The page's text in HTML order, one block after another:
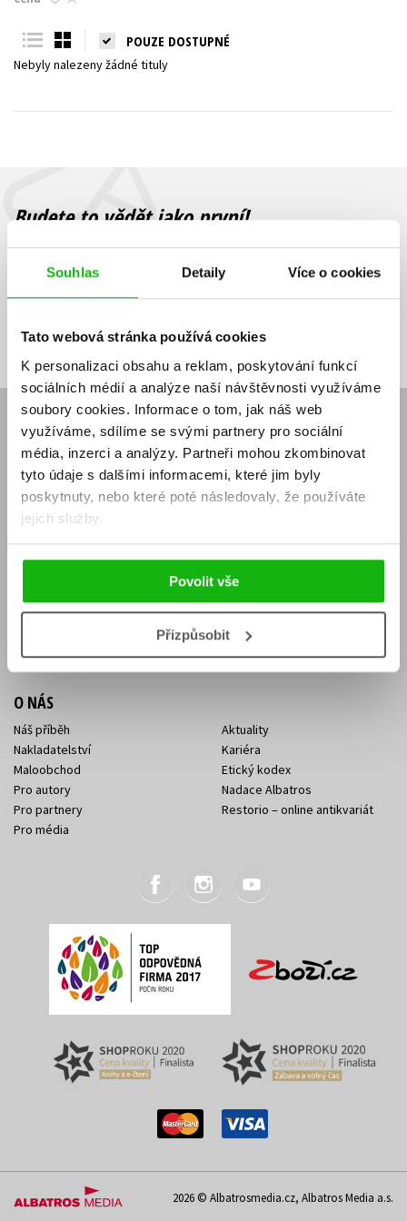
Souhlas Detaily Více o cookies
Tato webová stránka používá cookies
K personalizaci obsahu a reklam, poskytování funkcí
sociálních médií a analýze naší návštěvnosti využíváme
soubory cookies. Informace o tom, jak náš web
využíváme, sdílíme se svými partnery pro sociální
média, inzerci a analýzy. Partneři mohou zkombinovat
tyto údaje s dalšími informacemi, které jim byly
poskytnuty, nebo které poté následovaly, že používáte
jejich služby.
Povolit vše
Přizpůsobit
Young adult (SK)
Všechny tituly
POUZE DOSTUPNÉ
Nebyly nalezeny žádné tituly
Budete to vědět jako první!
Zajímá Vás, jaký knižní hit právě vychází, na jaké zboží je výhodná
sleva, jaká běží soutěž o ceny? Přihlášením k odběru našich e-
souhlasíte se zpracováním osobních údajů
mailová
adresa
mailová
adresa
Vaše e-mailová adresa Přihlásit se
E-SHOP
Aktuality
Naši autoři
Obchodní podmínky
Jak nakoupit
Knižní novinky
Dárkové poukazy
Affiliate program
KONTAKTY
Sídlo společnosti
Kontakty Albatros Media
O NÁS
Náš příběh
Nakladatelství
Maloobchod
Pro autory
Pro partnery
Pro média
Aktuality
Kariéra
Etický kodex
Nadace Albatros
Restorio – online antikvariát
2026 © Albatrosmedia.cz, Albatros Media a.s.